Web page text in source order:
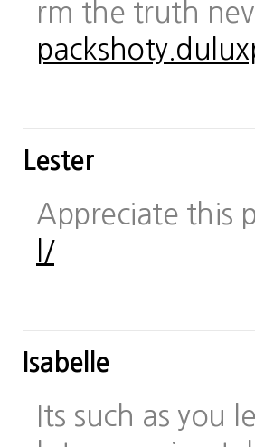
rm the truth
Lester
Appreciate this
l/
Isabelle
Its such as you